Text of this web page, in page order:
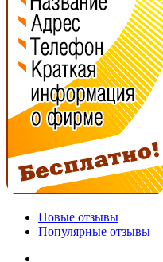
Новые отзывы
Популярные отзывы